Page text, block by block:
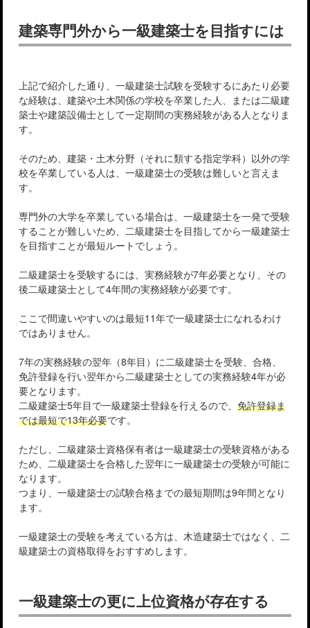
建築専門外から一級建築士を目指すには
上記で紹介した通り、一級建築士試験を受験するにあたり必要
な経験は、建築や土木関係の学校を卒業した人、または二級建
築士や建築設備士として一定期間の実務経験がある人となりま
す。
そのため、建築・土木分野（それに類する指定学科）以外の学
校を卒業している人は、一級建築士の受験は難しいと言えま
す。
専門外の大学を卒業している場合は、一級建築士を一発で受験
することが難しいため、二級建築士を目指してから一級建築士
を目指すことが最短ルートでしょう。
二級建築士を受験するには、実務経験が7年必要となり、その
後二級建築士として4年間の実務経験が必要です。
ここで間違いやすいのは最短11年で一級建築士になれるわけ
ではありません。
7年の実務経験の翌年（8年目）に二級建築士を受験、合格、
免許登録を行い翌年から二級建築士としての実務経験4年が必
要となります。
二級建築士5年目で一級建築士登録を行えるので、免許登録ま
では最短で13年必要です。
ただし、二級建築士資格保有者は一級建築士の受験資格がある
ため、二級建築士を合格した翌年に一級建築士の受験が可能に
なります。
つまり、一級建築士の試験合格までの最短期間は9年間となり
ます。
一級建築士の受験を考えている方は、木造建築士ではなく、二
級建築士の資格取得をおすすめします。
一級建築士の更に上位資格が存在する